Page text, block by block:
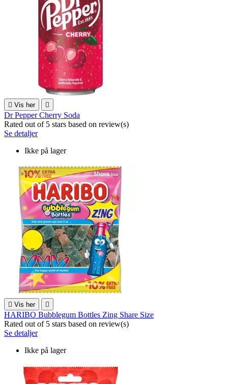
 Vis her 
Dr Pepper Cherry Soda
Rated out of 5 stars based on review(s)
Se detaljer
Ikke på lager
 Vis her 
HARIBO Bubblegum Bottles Zing Share Size
Rated out of 5 stars based on review(s)
Se detaljer
Ikke på lager